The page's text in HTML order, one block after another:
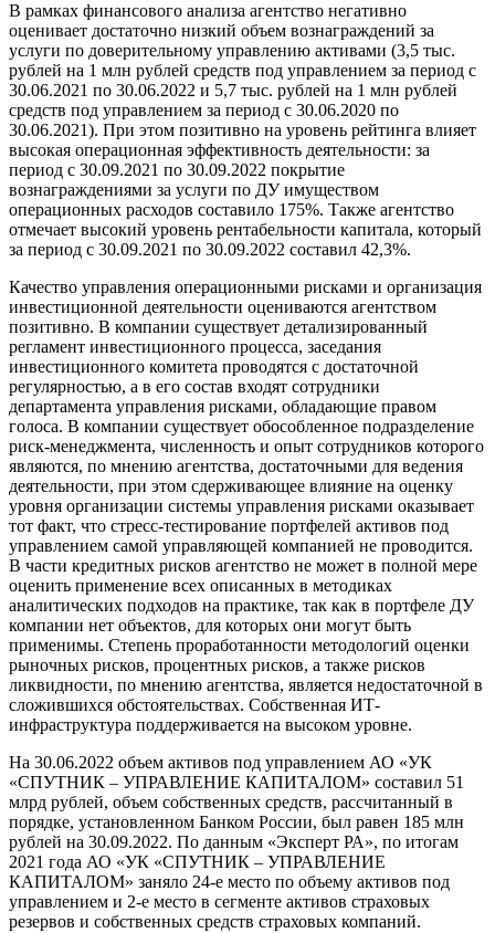
В рамках финансового анализа агентство негативно
оценивает достаточно низкий объем вознаграждений за
услуги по доверительному управлению активами (3,5 тыс.
рублей на 1 млн рублей средств под управлением за период с
30.06.2021 по 30.06.2022 и 5,7 тыс. рублей на 1 млн рублей
средств под управлением за период с 30.06.2020 по
30.06.2021). При этом позитивно на уровень рейтинга влияет
высокая операционная эффективность деятельности: за
период с 30.09.2021 по 30.09.2022 покрытие
вознаграждениями за услуги по ДУ имуществом
операционных расходов составило 175%. Также агентство
отмечает высокий уровень рентабельности капитала, который
за период с 30.09.2021 по 30.09.2022 составил 42,3%.
Качество управления операционными рисками и организация
инвестиционной деятельности оцениваются агентством
позитивно. В компании существует детализированный
регламент инвестиционного процесса, заседания
инвестиционного комитета проводятся с достаточной
регулярностью, а в его состав входят сотрудники
департамента управления рисками, обладающие правом
голоса. В компании существует обособленное подразделение
риск-менеджмента, численность и опыт сотрудников которого
являются, по мнению агентства, достаточными для ведения
деятельности, при этом сдерживающее влияние на оценку
уровня организации системы управления рисками оказывает
тот факт, что стресс-тестирование портфелей активов под
управлением самой управляющей компанией не проводится.
В части кредитных рисков агентство не может в полной мере
оценить применение всех описанных в методиках
аналитических подходов на практике, так как в портфеле ДУ
компании нет объектов, для которых они могут быть
применимы. Степень проработанности методологий оценки
рыночных рисков, процентных рисков, а также рисков
ликвидности, по мнению агентства, является недостаточной в
сложившихся обстоятельствах. Собственная ИТ-
инфраструктура поддерживается на высоком уровне.
На 30.06.2022 объем активов под управлением АО «УК
«СПУТНИК – УПРАВЛЕНИЕ КАПИТАЛОМ» составил 51
млрд рублей, объем собственных средств, рассчитанный в
порядке, установленном Банком России, был равен 185 млн
рублей на 30.09.2022. По данным «Эксперт РА», по итогам
2021 года АО «УК «СПУТНИК – УПРАВЛЕНИЕ
КАПИТАЛОМ» заняло 24-е место по объему активов под
управлением и 2-е место в сегменте активов страховых
резервов и собственных средств страховых компаний.